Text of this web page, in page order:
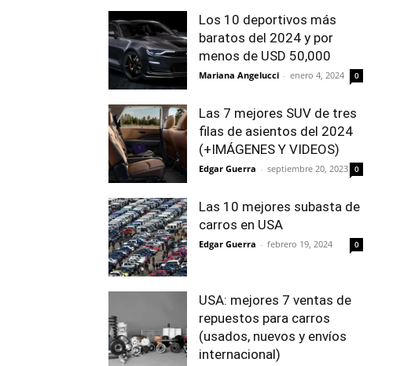
Los 10 deportivos más
baratos del 2024 y por
menos de USD 50,000
Mariana Angelucci - enero 4, 2024 0
Las 7 mejores SUV de tres
filas de asientos del 2024
(+IMÁGENES Y VIDEOS)
Edgar Guerra - septiembre 20, 2023 0
Las 10 mejores subasta de
carros en USA
Edgar Guerra - febrero 19, 2024 0
USA: mejores 7 ventas de
repuestos para carros
(usados, nuevos y envíos
internacional)